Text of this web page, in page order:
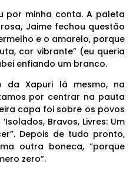
por minha conta. A paleta
Jaime fechou questão
e o amarelo, porque
cor vibrante” (eu queria
enfiando um branco.
da Xapuri lá mesmo, na
por centrar na pauta
capa foi sobre os povos
Bravos, Livres: Um
Depois de tudo pronto,
outra boneca, “porque
zero”.